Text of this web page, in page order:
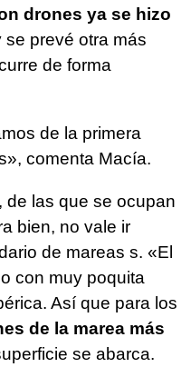
drones ya se hizo
prevé otra más
de forma
de la primera
comenta Macía.
de las que se ocupan
bien, no vale ir
de mareas s. «El
con muy poquita
Así que para los
de la marea más
se abarca.